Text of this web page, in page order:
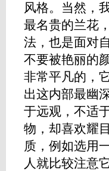
风格。当然，
最名贵的兰花
法，也是面对
不要被艳丽的
非常平凡的，
出这内部最幽
于远观，不适
物，却喜欢耀
质，例如选用
人就比较注意